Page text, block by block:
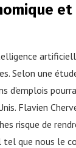
Selon une
d’emplois
Flavien
risque de
que nous le